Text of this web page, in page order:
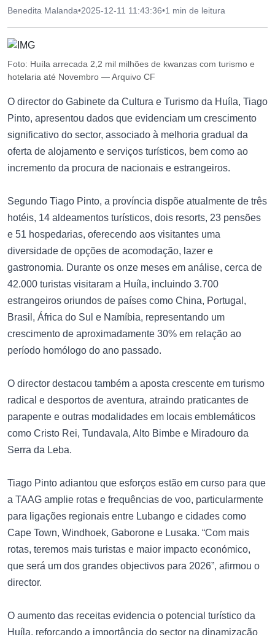
Benedita Malanda•2025-12-11 11:43:36•1 min de leitura
Foto: Huíla arrecada 2,2 mil milhões de kwanzas com turismo e
hotelaria até Novembro — Arquivo CF
O director do Gabinete da Cultura e Turismo da Huíla, Tiago
Pinto, apresentou dados que evidenciam um crescimento
significativo do sector, associado à melhoria gradual da
oferta de alojamento e serviços turísticos, bem como ao
incremento da procura de nacionais e estrangeiros.
Segundo Tiago Pinto, a província dispõe atualmente de três
hotéis, 14 aldeamentos turísticos, dois resorts, 23 pensões
e 51 hospedarias, oferecendo aos visitantes uma
diversidade de opções de acomodação, lazer e
gastronomia. Durante os onze meses em análise, cerca de
42.000 turistas visitaram a Huíla, incluindo 3.700
estrangeiros oriundos de países como China, Portugal,
Brasil, África do Sul e Namíbia, representando um
crescimento de aproximadamente 30% em relação ao
período homólogo do ano passado.
O director destacou também a aposta crescente em turismo
radical e desportos de aventura, atraindo praticantes de
parapente e outras modalidades em locais emblemáticos
como Cristo Rei, Tundavala, Alto Bimbe e Miradouro da
Serra da Leba.
Tiago Pinto adiantou que esforços estão em curso para que
a TAAG amplie rotas e frequências de voo, particularmente
para ligações regionais entre Lubango e cidades como
Cape Town, Windhoek, Gaborone e Lusaka. “Com mais
rotas, teremos mais turistas e maior impacto económico,
que será um dos grandes objectivos para 2026”, afirmou o
director.
O aumento das receitas evidencia o potencial turístico da
Huíla, reforçando a importância do sector na dinamização